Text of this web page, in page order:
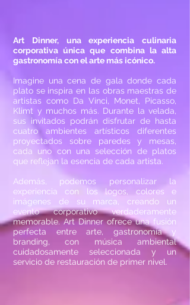
Art Dinner, una experiencia culinaria
corporativa única que combina la alta
gastronomía con el arte más icónico.
Imagine una cena de gala donde cada
plato se inspira en las obras maestras de
artistas como Da Vinci, Monet, Picasso,
Klimt y muchos más. Durante la velada,
sus invitados podrán disfrutar de hasta
cuatro ambientes artísticos diferentes
proyectados sobre paredes y mesas,
cada uno con una selección de platos
que reflejan la esencia de cada artista.
Además, podemos personalizar la
experiencia con los logos, colores e
imágenes de su marca, creando un
evento corporativo verdaderamente
memorable. Art Dinner ofrece una fusión
perfecta entre arte, gastronomía y
branding, con música ambiental
cuidadosamente seleccionada y un
servicio de restauración de primer nivel.